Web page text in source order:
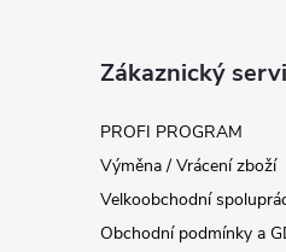
Zákaznický
PROFI PROGRAM
Výměna / Vrácení zboží
Velkoobchodní
Obchodní podmínky a